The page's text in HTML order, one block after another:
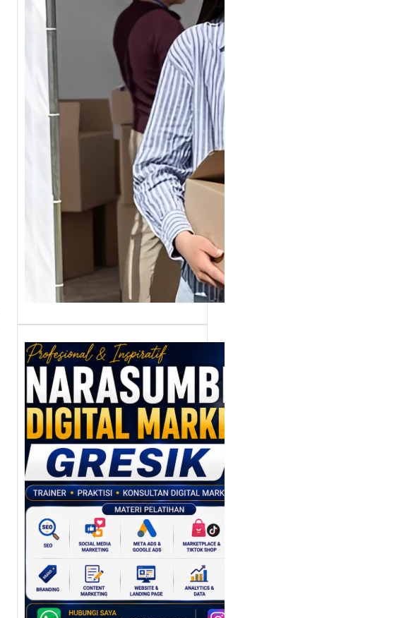
Tik Tok Buat
Jualan, Gimana
Strateginya ?
Baca Juga Cara
Berjualan Di Tiktokshop
TikTok menjadi tempat
Narasumber
Digital Marketing
Gresik:
Meningkatkan
Daya Saing SDM
dan Bisnis di Era
Transformasi
Digital
Perkembangan dunia
industri tidak hanya
mengubah cara
perusahaan
memproduksi barang,…